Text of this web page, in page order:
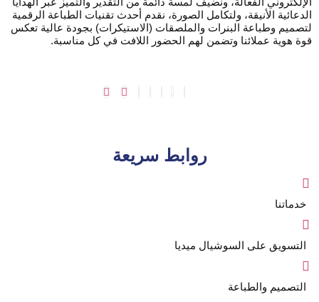
الدعائية الأنيقة، ولتكامل الصورة، نقدم أحدث تقنيات الطباعة الرقمية
لتصميم وطباعة البنرات والملصقات (الاستيكرات) بجودة عالية تعكس
قوة هوية عملائنا وتضمن لهم الحضور اللافت في كل مناسبة.
روابط سريعة
خدماتنا
التسويق على السوشيال ميديا
التصميم والطباعة